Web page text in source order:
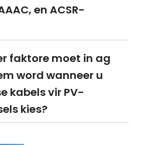
en ACSR-
faktore moet in ag
word wanneer u
kabels vir PV-
kies?